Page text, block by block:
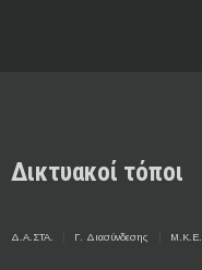
Δικτυακοί τόποι
Δ.Α.ΣΤΑ. Γ. Διασύνδεσης Μ.Κ.Ε.